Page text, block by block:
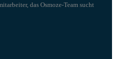
das Osmoze-Team sucht